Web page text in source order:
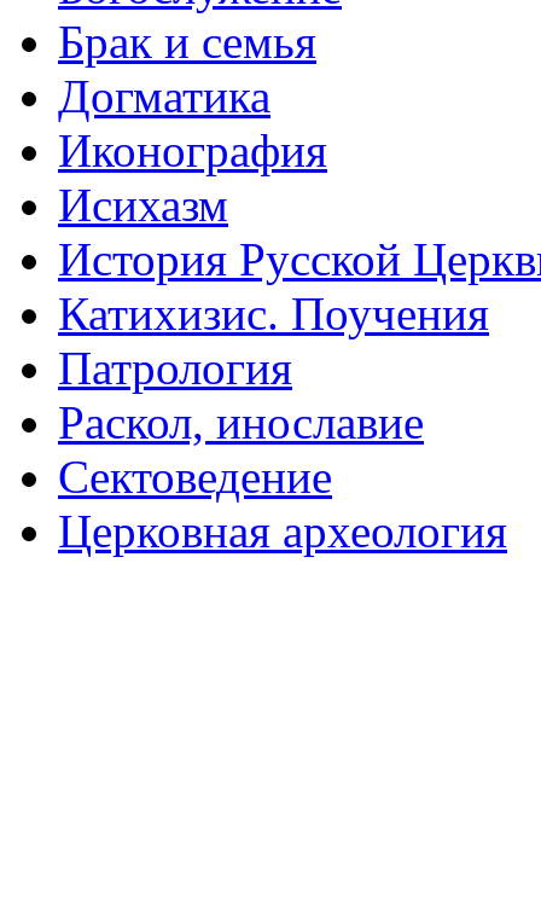
Брак и семья
Догматика
Иконография
Исихазм
История Русской
Катихизис. Поучения
Патрология
Раскол, инославие
Сектоведение
Церковная археология